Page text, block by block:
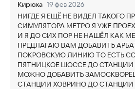
Кирюха 19 фев 2026
НИГДЕ Я ЕЩЁ НЕ ВИДЕЛ ТАКОГО
СИМУЛЯТОРА МЕТРО Я УЖЕ
И Я ДО СИХ ПОР НЕ НАШЁЛ КАК
ПРЕДЛАГАЮ ВАМ ДОБАВИТЬ
ПОКРОВСКУЮ ЛИНИЮ ТО ЕСТЬ
ПЯТНИЦКОЕ ШОССЕ ДО
МОЖНО ДОБАВИТЬ
СТАНЦИИ ХОВРИНО ДО СТАНЦИИ